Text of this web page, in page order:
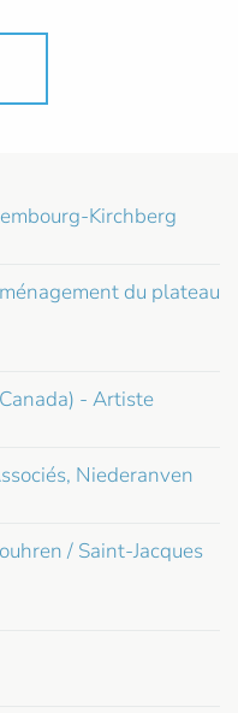
Kirchberg
du plateau
- Artiste
Niederanven
/ Saint-Jacques